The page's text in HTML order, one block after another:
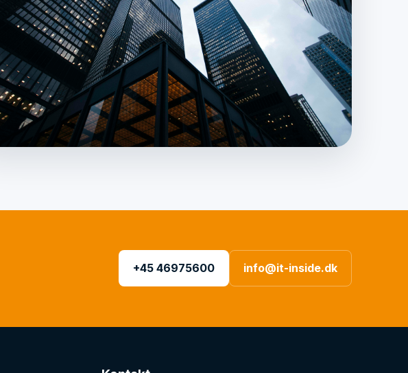
+45 46975600 info@it-inside.dk